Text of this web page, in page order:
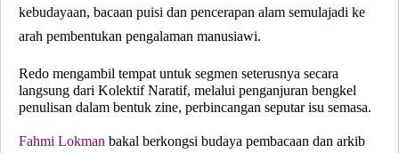
kebudayaan, bacaan puisi dan pencerapan alam semulajadi ke
arah pembentukan pengalaman manusiawi.
Redo mengambil tempat untuk segmen seterusnya secara
langsung dari Kolektif Naratif, melalui penganjuran bengkel
penulisan dalam bentuk zine, perbincangan seputar isu semasa.
Fahmi Lokman bakal berkongsi budaya pembacaan dan arkib